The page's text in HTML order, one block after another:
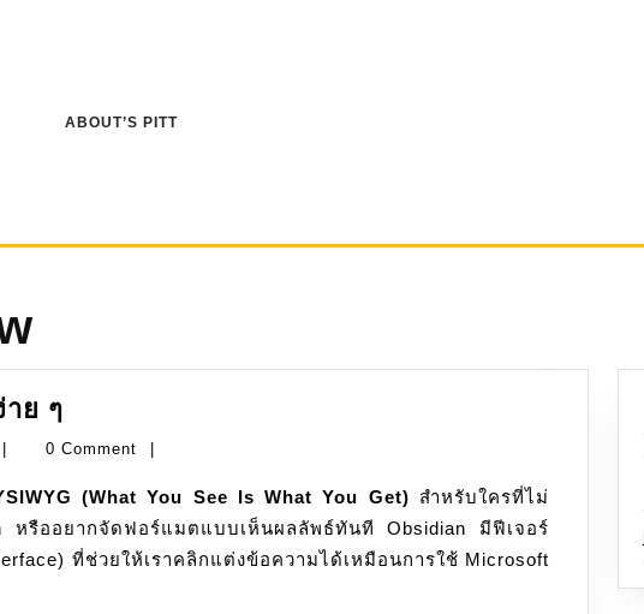
ABOUT’S PITT
ย ๆ
จด
ง่าย
ๆ
phunsanit0 Comment
(What You See Is What You Get) สำหรับใครที่ไม่
หรืออยากจัดฟอร์แมตแบบเห็นผลลัพธ์ทันที Obsidian มีฟีเจอร์
ที่ช่วยให้เราคลิกแต่งข้อความได้เหมือนการใช้ Microsoft